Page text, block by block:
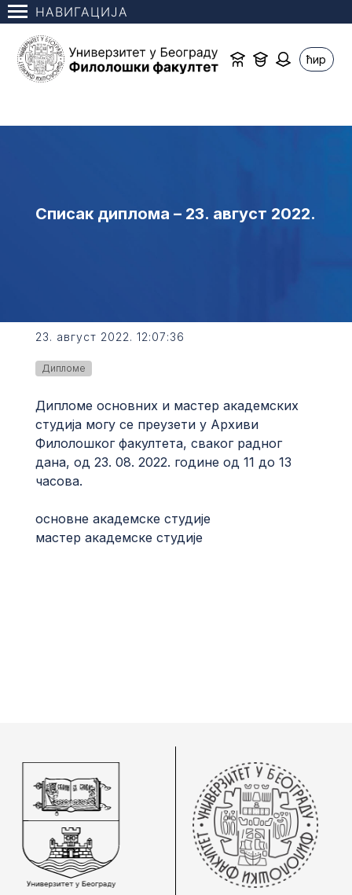
НАВИГАЦИЈА
ћир
Списак диплома – 23. август 2022.
23. август 2022. 12:07:36
Дипломе
Дипломе основних и мастер академских
студија могу се преузети у Архиви
Филолошког факултета, сваког радног
дана, од 23. 08. 2022. године од 11 до 13
часова.
основне академске студије
мастер академске студије